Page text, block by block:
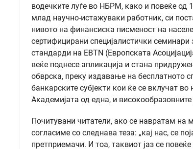
водечките луѓе во НБРМ, како и повеќе од
млад научно-истажуваки работник, си
нивото на финансиска писменост на
сертифицирани специјалистички семинари
стандарди на EBTN (Европската
веќе поднесе апликација и стана
обврска, преку издавање на бесплатното
банкарските субјекти кои ќе се вклучат
Академијата од една, и
Почитувани читатели, ако се навратам на
согласиме со следнава теза: „кај нас, се
претприемачи. И тоа, таквиот јаз се